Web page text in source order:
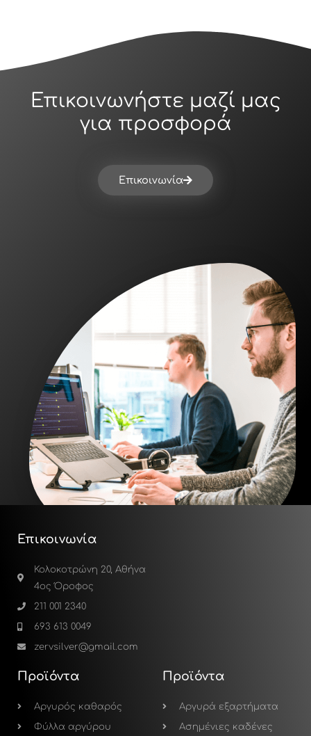
Επικοινωνήστε μαζί μας
για προσφορά
Επικοινωνία
Επικοινωνία
Κολοκοτρώνη 20, Αθήνα
4ος Όροφος
211 001 2340
693 613 0049
zervsilver@gmail.com
Προϊόντα
Αργυρός καθαρός
Φύλλα αργύρου
Προϊόντα
Αργυρά εξαρτήματα
Ασημένιες καδένες